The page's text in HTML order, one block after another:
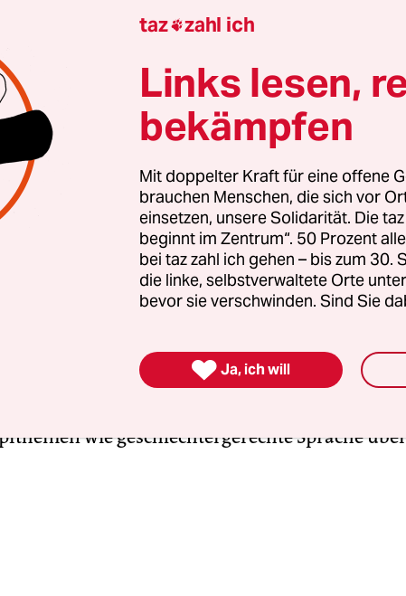
sollte man meinen, dass Union und FDP
aus den Taschenspielertricks der AfD.
Unter dem Rechtsextremisten Björn
um die parlamentarische Demokratie zu
Die Erinnerung an 2020 ist noch lebhaft,
Kemmerich zum Kurzzeit-
nach geschockten Reaktionen direkt wieder
endete in der
Minderheitsregierung von Bodo
einer verfahrenen Situation, in der Union und
Regierung mit der alten Kemmerich-Mehrheit
zündelt fleißig mit:Die Unionverhilft der AfD
wie geschlechtergerechte Sprache
taz zahl ich
Links lesen,
bekämpfen
Mit doppelter Kraft für eine offene
brauchen Menschen, die sich vor
einsetzen, unsere Solidarität. Die
beginnt im Zentrum“. 50 Prozent
bei taz zahl ich gehen – bis zum 30.
die linke, selbstverwaltete Orte
bevor sie verschwinden. Sind Sie
 Ja, ich will